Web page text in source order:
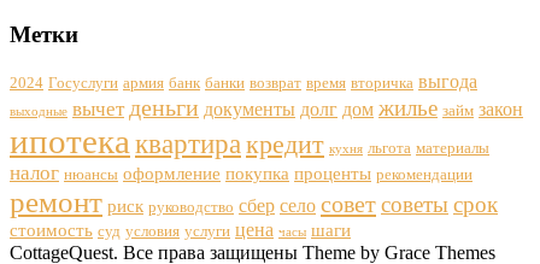
Метки
2024 Госуслуги армия банк банки возврат время вторичка выгода
выходные вычет деньги документы долг дом жилье займ закон
ипотека квартира кредит кухня льгота материалы
налог нюансы оформление покупка проценты рекомендации
ремонт риск руководство сбер село советсоветысрок
стоимость суд условия услуги цена часы шаги
CottageQuest. Все права защищены Theme by Grace Themes